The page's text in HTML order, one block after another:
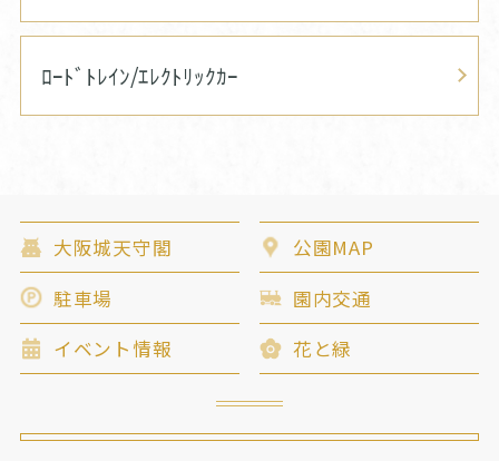
ﾛｰﾄﾞﾄﾚｲﾝ/ｴﾚｸﾄﾘｯｸｶｰ
大阪城天守閣
公園MAP
駐車場
園内交通
イベント情報
花と緑